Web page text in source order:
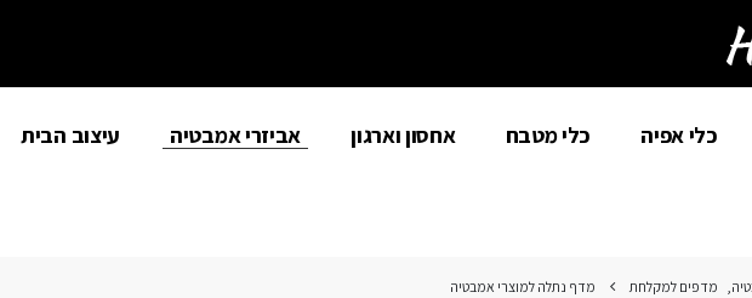
כלי אפיה כלי מטבח אחסון וארגון אביזרי אמבטיה עיצוב הבית
, מדפים למקלחת מדף נתלה למוצרי אמבטיה